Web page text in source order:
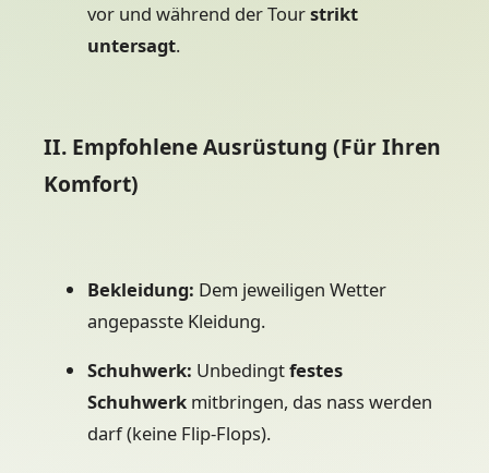
vor und während der Tourstrikt
untersagt.
II. Empfohlene Ausrüstung (Für Ihren
Komfort)
Bekleidung: Dem jeweiligen Wetter
angepasste Kleidung.
Schuhwerk: Unbedingtfestes
Schuhwerk mitbringen, das nass werden
darf (keine Flip-Flops).